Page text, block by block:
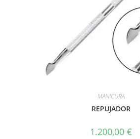
MANICURA
REPUJADOR
1.200,00 €